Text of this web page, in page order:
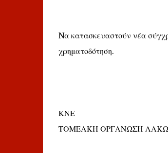
Nα κατασκευαστούν νέα
χρηματοδότηση.
ΚΝΕ
ΤΟΜΕΑΚΗ ΟΡΓΑΝΩΣΗ